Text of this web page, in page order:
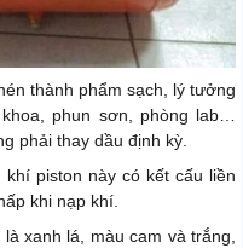
thành phẩm sạch, lý tưởng
phun sơn, phòng lab…
phải thay dầu định kỳ.
piston này có kết cấu liền
khi nạp khí.
xanh lá, màu cam và trắng,